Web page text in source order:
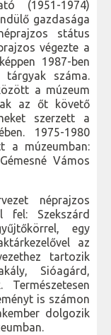
(1951-1974)
gazdasága
státus
végezte a
1987-ben
száma.
a múzeum
az őt követő
szerzett a
1975-1980
a múzeumban:
Vámos
néprajzos
fel: Szekszárd
egy
az
tartozik
Sióagárd,
Természetesen
is számon
dolgozik